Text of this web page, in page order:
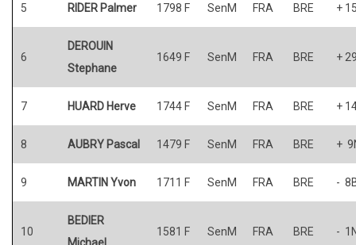
5 RIDER Palmer 1798 F SenM FRA BRE +
6
DEROUIN
Stephane
1649 F SenM FRA BRE +
7 HUARD Herve 1744 F SenM FRA BRE +
8 AUBRY Pascal 1479 F SenM FRA BRE +
9 MARTIN Yvon 1711 F SenM FRA BRE -
10
BEDIER
Michael
1581 F SenM FRA BRE -